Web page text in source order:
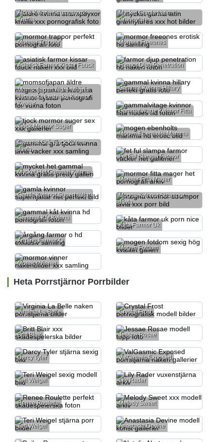
Äldre Kvinna Strumpbyxor
Knulla
Mycket Gamla Latin
Grannytures
Mormor Trappor Mormor Freeones
Asiatisk Farmor Kissar Fuuck Farmor Djup Penetration
Momsofjapan Äldre Mogna
Japanska Lesbiska Kvinnor
Kyssar
Gammal Kvinna Hillary
Gammalvitage Kvinnor Fitta
Tjock Mormor Suger
Mogen Ebenholts Mamma
Gammal Grå Tjock Kvinna
Jävla
Fet Ful Slampa Farmor
Mycket Het Gammal Kvinna
Mormor Fitta Mager
Gamla Kvinnor Superhjältar
Mogna Kvinnor Strumpor
Jävla
Gammal Kåt Kvinna
Kåta Farmor Uk
Årgång Farmor O
Mogen Fotdom
Mormor Vinner
Heta Porrstjärnor Porrbilder
Virginia La Belle Crystal Frost
Britt Blair Jessae Rosae
Darcy Tyler ValGasmic Exposed
Teri Weigel Lily Rader
Renee Roulette Melody Sweet
Teri Weigel Anastasia Devine